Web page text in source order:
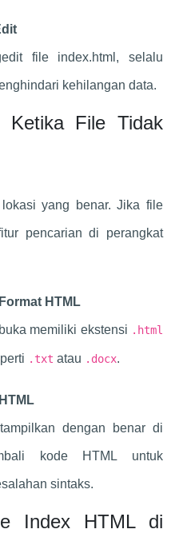
file index.html, selalu
kehilangan data.
Ketika File Tidak
yang benar. Jika file
pencarian di perangkat
HTML
memiliki ekstensi .html
.txt atau .docx.
dengan benar di
kode HTML untuk
sintaks.
Index HTML di